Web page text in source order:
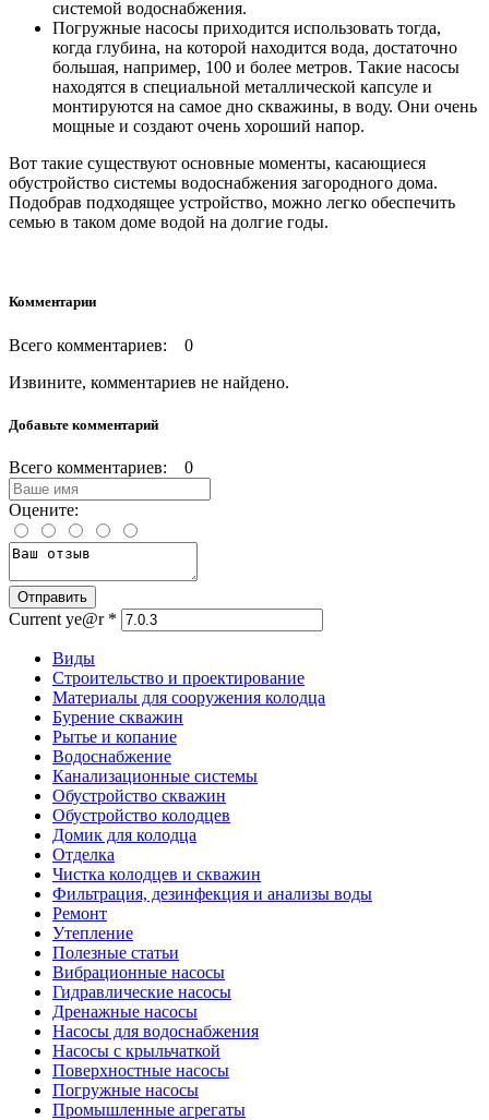
системой водоснабжения.
Погружные насосы приходится использовать тогда,
когда глубина, на которой находится вода, достаточно
большая, например, 100 и более метров. Такие насосы
находятся в специальной металлической капсуле и
монтируются на самое дно скважины, в воду. Они очень
мощные и создают очень хороший напор.
Вот такие существуют основные моменты, касающиеся
обустройство системы водоснабжения загородного дома.
Подобрав подходящее устройство, можно легко обеспечить
семью в таком доме водой на долгие годы.
Комментарии
Всего комментариев: 0
Извините, комментариев не найдено.
Добавьте комментарий
Всего комментариев: 0
Оцените:
Current ye@r *
Виды
Строительство и проектирование
Материалы для сооружения колодца
Бурение скважин
Рытье и копание
Водоснабжение
Канализационные системы
Обустройство скважин
Обустройство колодцев
Домик для колодца
Отделка
Чистка колодцев и скважин
Фильтрация, дезинфекция и анализы воды
Ремонт
Утепление
Полезные статьи
Вибрационные насосы
Гидравлические насосы
Дренажные насосы
Насосы для водоснабжения
Насосы с крыльчаткой
Поверхностные насосы
Погружные насосы
Промышленные агрегаты